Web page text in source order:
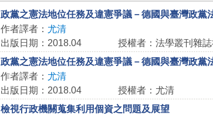
政黨之憲法地位任務及違憲爭議－德國與臺灣政黨
作者譯者： 尤清
出版日期：2018.04
授權者：法學叢刊雜誌
政黨之憲法地位任務及違憲爭議－德國與臺灣政黨
作者譯者： 尤清
出版日期：2018.04
授權者：尤清
檢視行政機關蒐集利用個資之問題及展望